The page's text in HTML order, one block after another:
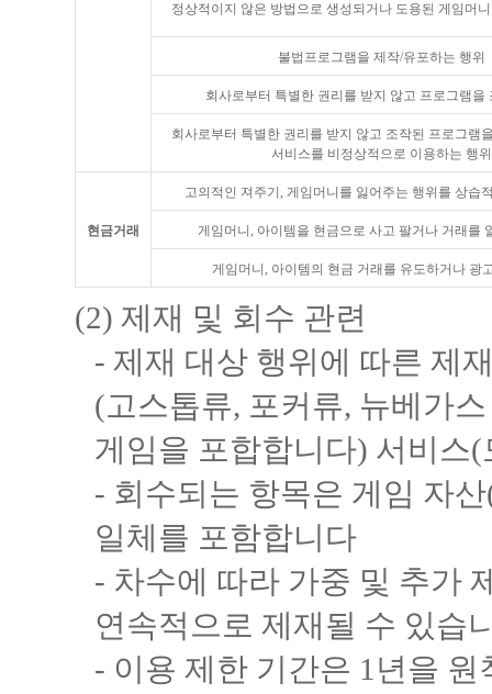
정상적이지 않은 방법으로 생성되거나 도용된 게임머
불법프로그램을 제작/유포하는 행위
회사로부터 특별한 권리를 받지 않고 프로그램을
회사로부터 특별한 권리를 받지 않고 조작된 프로그램
서비스를 비정상적으로 이용하는 행위
현금거래
고의적인 져주기, 게임머니를 잃어주는 행위를 상습
게임머니, 아이템을 현금으로 사고 팔거나 거래를
게임머니, 아이템의 현금 거래를 유도하거나 광
(2) 제재 및 회수 관련
- 제재 대상 행위에 따른 제
(고스톱류, 포커류, 뉴베가
게임을 포합합니다) 서비스
- 회수되는 항목은 게임 자
일체를 포함합니다
- 차수에 따라 가중 및 추가
연속적으로 제재될 수 있습
- 이용 제한 기간은 1년을